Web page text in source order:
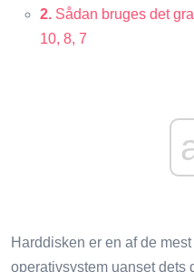
2. Sådan bruges det
10, 8, 7
Harddisken er en af ​​de
operativsystem uanset dets